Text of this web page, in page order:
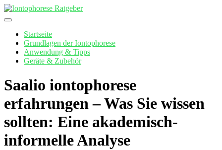
Skip
to
Startseite
Grundlagen der Iontophorese
Anwendung & Tipps
Geräte & Zubehör
Saalio iontophorese
erfahrungen – Was Sie wissen
sollten: Eine akademisch-
informelle Analyse